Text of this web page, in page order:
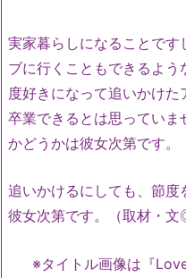
実家暮らしになることです
ブに行くこともできるよ
度好きになって追いかけた
卒業できるとは思ってい
かどうかは彼女次第です。
追いかけるにしても、節度
彼女次第です。（取材・文
※タイトル画像は『